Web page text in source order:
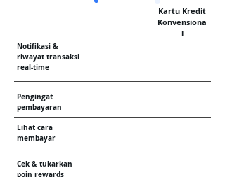
Notifikasi &
riwayat transaksi
real-time
Pengingat
pembayaran
Lihat cara
membayar
Cek & tukarkan
poin rewards
Kartu Kredit
Konvensiona
l